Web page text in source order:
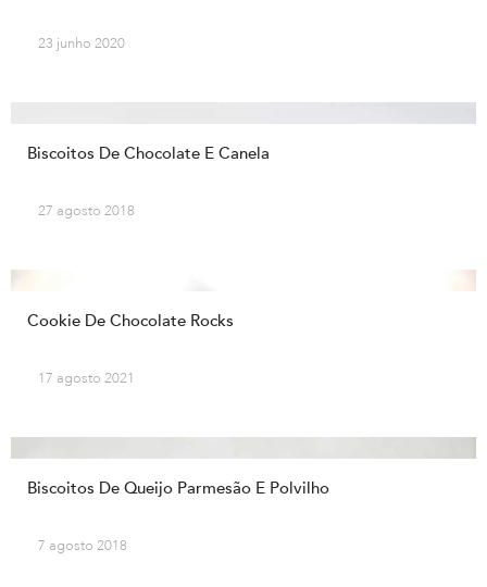
23 junho 2020
Biscoitos De Chocolate E Canela
27 agosto 2018
Cookie De Chocolate Rocks
17 agosto 2021
Biscoitos De Queijo Parmesão E Polvilho
7 agosto 2018